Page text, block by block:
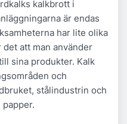
kalkbrott i
är endas
har lite olika
att man använder
sina produkter. Kalk
och
stålindustrin och